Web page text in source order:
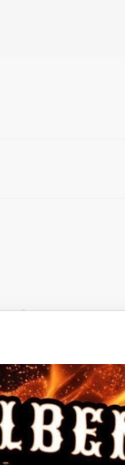
Ābeļu ielā 2,
pagastā”,